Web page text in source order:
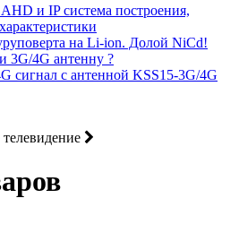
и IP система построения,
на Li-ion. Долой NiCd!
3G/4G антенну ?
сигнал с антенной KSS15-3G/4G